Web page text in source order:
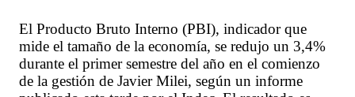
El Producto Bruto Interno (PBI), indicador que
mide el tamaño de la economía, se redujo un 3,4%
durante el primer semestre del año en el comienzo
de la gestión de Javier Milei, según un informe